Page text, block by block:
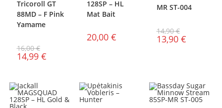
Tricoroll GT
88MD – F Pink
Yamame
16,00€
14,99 €
128SP – HL
Mat Bait
20,00 €
MR ST-004
14,90€
13,90 €